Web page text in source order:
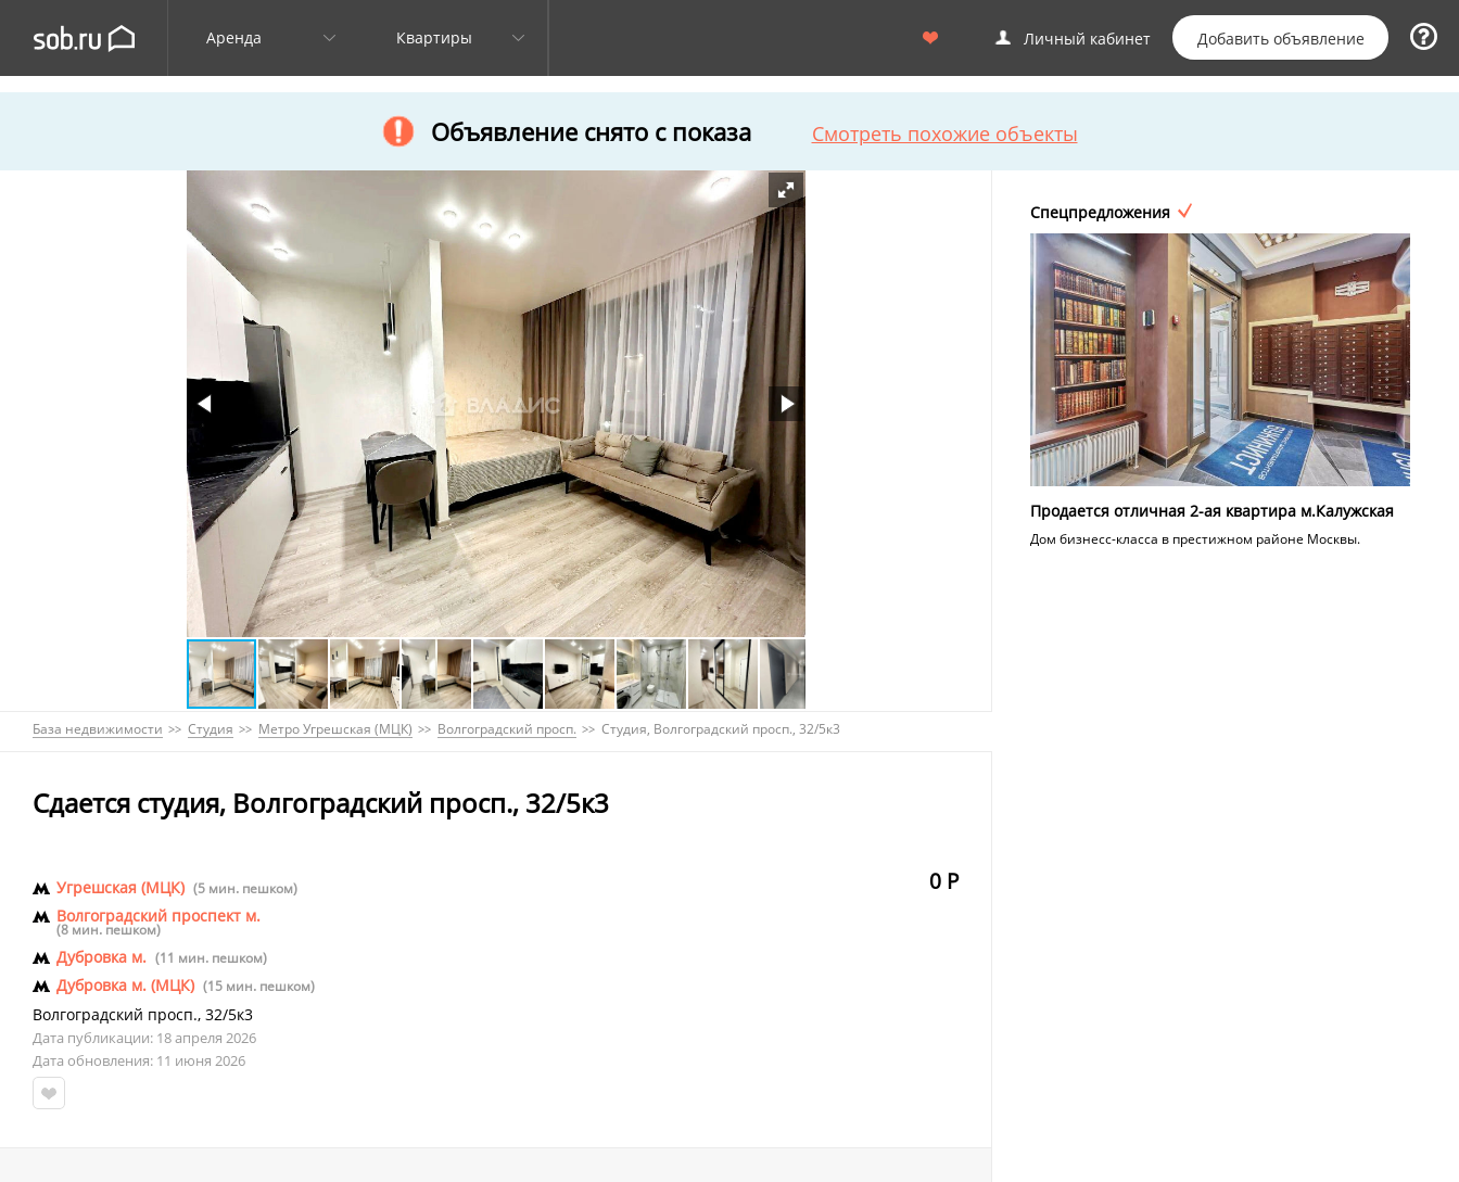
Аренда Квартиры Личный кабинет Добавить объявление
Объявление снято с показа Смотреть похожие объекты
Спецпредложения
Продается отличная 2-ая квартира м.Калужская
Дом бизнесс-класса в престижном районе Москвы.
База недвижимости Студия Метро Угрешская (МЦК) Волгоградский просп. Студия, Волгоградский просп., 32/5к3
Сдается студия, Волгоградский просп., 32/5к3
0 Р
Угрешская (МЦК) (5 мин. пешком)
Волгоградский проспект м.
(8 мин. пешком)
Дубровка м. (11 мин. пешком)
Дубровка м. (МЦК) (15 мин. пешком)
Волгоградский просп., 32/5к3
Дата публикации: 18 апреля 2026
Дата обновления: 11 июня 2026